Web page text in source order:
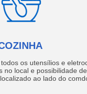
os utensílios e
no local e possibilidade
ao lado do